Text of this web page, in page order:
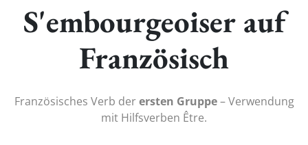
S'embourgeoiser auf
Französisch
Französisches Verb derersten Gruppe– Verwendung
mit Hilfsverben Être.